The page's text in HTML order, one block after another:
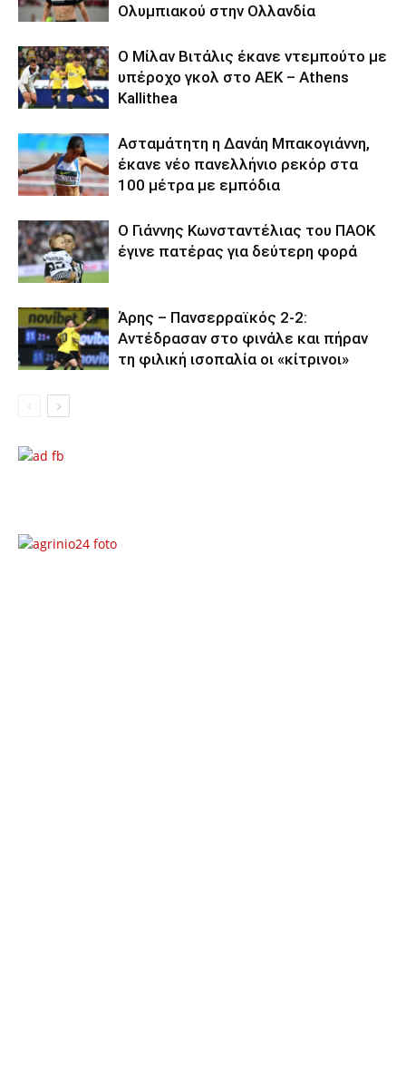
Ολυμπιακού στην Ολλανδία
Ο Μίλαν Βιτάλις έκανε ντεμπούτο με
υπέροχο γκολ στο ΑΕΚ – Athens
Kallithea
Ασταμάτητη η Δανάη Μπακογιάννη,
έκανε νέο πανελλήνιο ρεκόρ στα
100 μέτρα με εμπόδια
Ο Γιάννης Κωνσταντέλιας του ΠΑΟΚ
έγινε πατέρας για δεύτερη φορά
Άρης – Πανσερραϊκός 2-2:
Αντέδρασαν στο φινάλε και πήραν
τη φιλική ισοπαλία οι «κίτρινοι»